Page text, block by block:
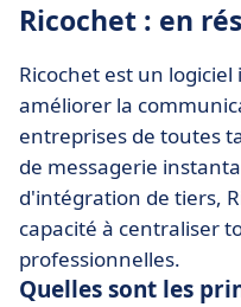
Ricochet : en
Ricochet est un
améliorer la
entreprises de toutes
de messagerie
d'intégration de tiers,
capacité à centraliser
professionnelles.
Quelles sont les